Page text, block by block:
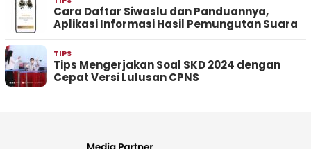
Cara Daftar Siwaslu dan Panduannya,
Aplikasi Informasi Hasil Pemungutan Suara
TIPS
Tips Mengerjakan Soal SKD 2024 dengan
Cepat Versi Lulusan CPNS